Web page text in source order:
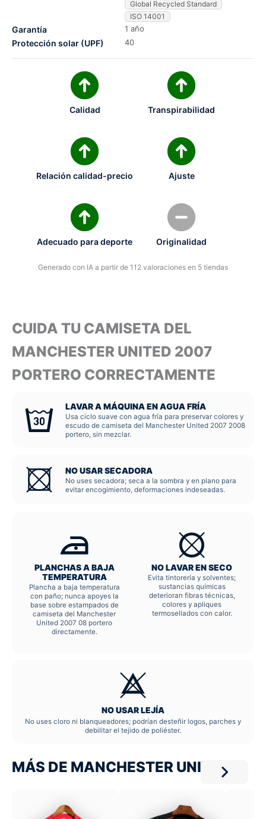
Global Recycled Standard
ISO 14001
Garantía 1 año
Protección solar (UPF) 40
Calidad Transpirabilidad
Relación calidad-precio Ajuste
Adecuado para deporte Originalidad
Generado con IA a partir de 112 valoraciones en 5 tiendas
CUIDA TU CAMISETA DEL
MANCHESTER UNITED 2007
PORTERO CORRECTAMENTE
LAVAR A MÁQUINA EN AGUA FRÍA
Usa ciclo suave con agua fría para preservar colores y
escudo de camiseta del Manchester United 2007 2008
portero, sin mezclar.
NO USAR SECADORA
No uses secadora; seca a la sombra y en plano para
evitar encogimiento, deformaciones indeseadas.
PLANCHAS A BAJA
TEMPERATURA
Plancha a baja temperatura
con paño; nunca apoyes la
base sobre estampados de
camiseta del Manchester
United 2007 08 portero
directamente.
NO LAVAR EN SECO
Evita tintorería y solventes;
sustancias químicas
deterioran fibras técnicas,
colores y apliques
termosellados con calor.
NO USAR LEJÍA
No uses cloro ni blanqueadores; podrían desteñir logos, parches y
debilitar el tejido de poliéster.
MÁS DE MANCHESTER UNITED